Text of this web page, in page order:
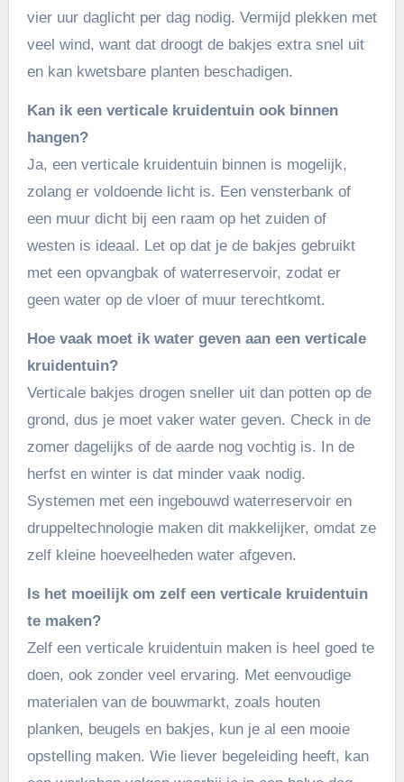
vier uur daglicht per dag nodig. Vermijd plekken met
veel wind, want dat droogt de bakjes extra snel uit
en kan kwetsbare planten beschadigen.
Kan ik een verticale kruidentuin ook binnen
hangen?
Ja, een verticale kruidentuin binnen is mogelijk,
zolang er voldoende licht is. Een vensterbank of
een muur dicht bij een raam op het zuiden of
westen is ideaal. Let op dat je de bakjes gebruikt
met een opvangbak of waterreservoir, zodat er
geen water op de vloer of muur terechtkomt.
Hoe vaak moet ik water geven aan een verticale
kruidentuin?
Verticale bakjes drogen sneller uit dan potten op de
grond, dus je moet vaker water geven. Check in de
zomer dagelijks of de aarde nog vochtig is. In de
herfst en winter is dat minder vaak nodig.
Systemen met een ingebouwd waterreservoir en
druppeltechnologie maken dit makkelijker, omdat ze
zelf kleine hoeveelheden water afgeven.
Is het moeilijk om zelf een verticale kruidentuin
te maken?
Zelf een verticale kruidentuin maken is heel goed te
doen, ook zonder veel ervaring. Met eenvoudige
materialen van de bouwmarkt, zoals houten
planken, beugels en bakjes, kun je al een mooie
opstelling maken. Wie liever begeleiding heeft, kan